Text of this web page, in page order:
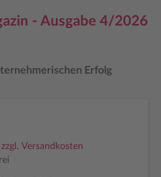
- Ausgabe 4/2026
Erfolg
Versandkosten